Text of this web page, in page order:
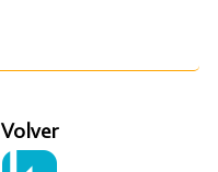
Volver